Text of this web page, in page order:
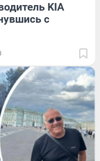
KIA
с